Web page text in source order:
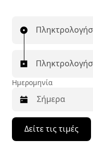
Ημερομηνία
Πατήστε
πλήκτρο
Δείτε τις τιμές